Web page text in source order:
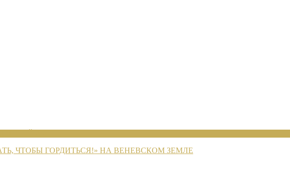
ЧТОБЫ ГОРДИТЬСЯ!» НА ВЕНЕВСКОМ ЗЕМЛЕ